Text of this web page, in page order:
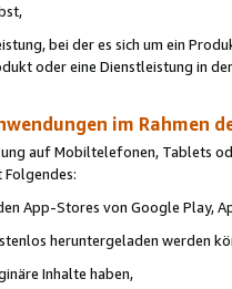
bei der es sich um ein
oder eine Dienstleistung in
im Rahmen
auf Mobiltelefonen, Tablets
App-Stores von Google Play,
heruntergeladen werden
Inhalte haben,